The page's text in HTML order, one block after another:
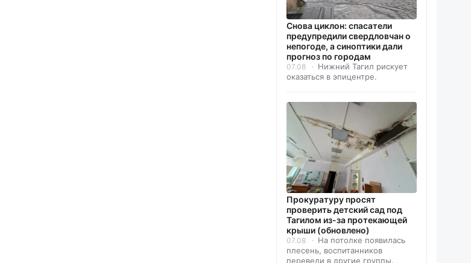
Снова циклон: спасатели
предупредили свердловчан о
непогоде, а синоптики дали
прогноз по городам
07.08
Нижний Тагил рискует
оказаться в эпицентре.
Прокуратуру просят
проверить детский сад под
Тагилом из-за протекающей
крыши (обновлено)
07.08
На потолке появилась
плесень, воспитанников
перевели в другие группы.